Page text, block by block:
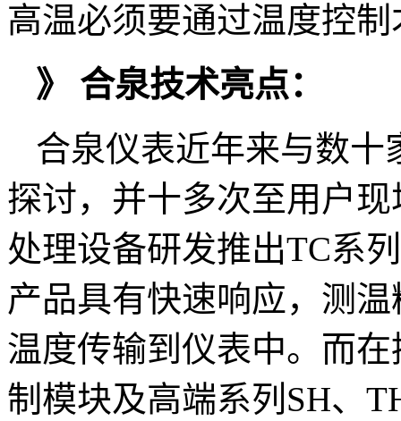
高温必须要通过温度控
》 合泉技术亮点：
合泉仪表近年来与数十
探讨，并十多次至用户
处理设备研发推出TC系
产品具有快速响应，测
温度传输到仪表中。而
制模块及高端系列SH、